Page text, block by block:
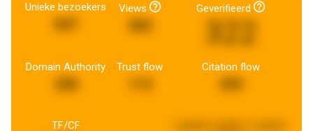
Unieke bezoekers Views Geverifieerd
322
Domain Authority
258
Trust flow Citation flow
TF/CF